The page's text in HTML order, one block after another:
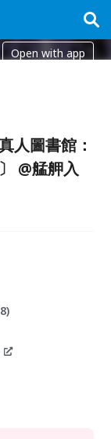
Open with app
人圖書館：
@艋舺入